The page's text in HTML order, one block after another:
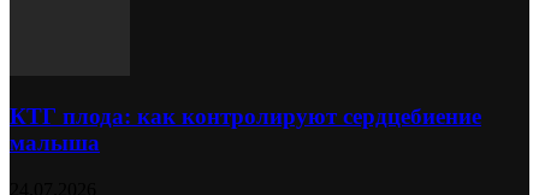
КТГ плода: как контролируют сердцебиение
малыша